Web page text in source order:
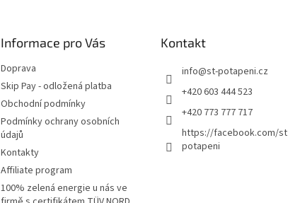
Informace pro Vás
Doprava
Skip Pay - odložená platba
Obchodní podmínky
Podmínky ochrany osobních
údajů
Kontakty
Affiliate program
100% zelená energie u nás ve
Kontakt
info@st-potapeni.cz
+420 603 444 523
+420 773 777 717
https://facebook.com/st
potapeni